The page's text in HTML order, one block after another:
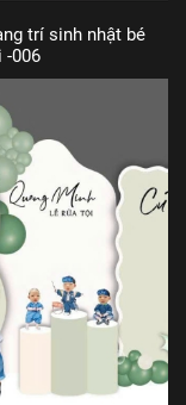
trí sinh nhật bé
-006